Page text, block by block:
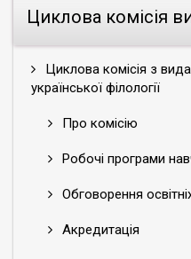
Циклова комісія
Циклова комісія з
української філології
Про комісію
Робочі програми
Обговорення
Акредитація